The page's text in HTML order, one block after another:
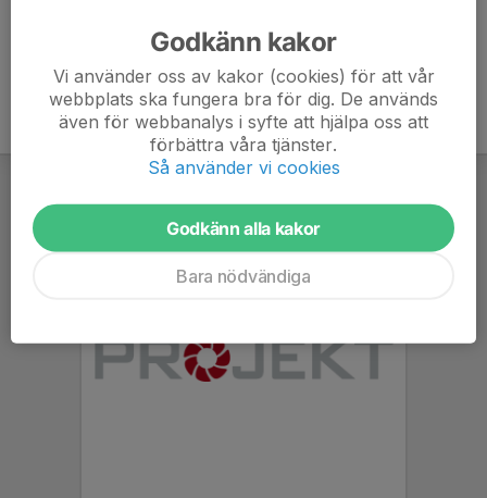
Godkänn kakor
Vi använder oss av kakor (cookies) för att vår
webbplats ska fungera bra för dig. De används
även för webbanalys i syfte att hjälpa oss att
förbättra våra tjänster.
Så använder vi cookies
Godkänn alla kakor
Bara nödvändiga